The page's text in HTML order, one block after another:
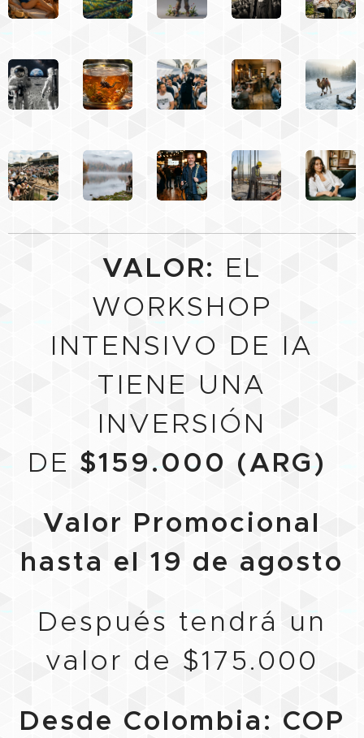
VALOR: EL
WORKSHOP
INTENSIVO DE IA
TIENE UNA
INVERSIÓN
DE $159.000 (ARG)
Valor Promocional
hasta el 19 de agosto
Después tendrá un
valor de $175.000
Desde Colombia: COP